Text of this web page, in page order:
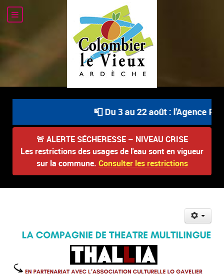
📮 Du 3 au 22 août : l'Agence
🚨 ALERTE SÉCHERESSE – NIVEAU CRISE
Les restrictions des usages de l'eau sont en vigueur
sur la commune. Consulter les restrictions